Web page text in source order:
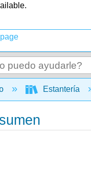
contraerEstantería